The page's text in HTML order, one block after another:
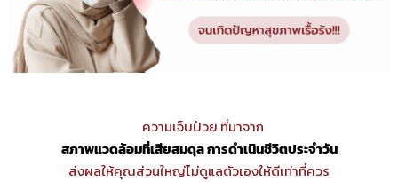
ความเจ็บป่วย ที่มาจาก
สภาพแวดล้อมที่เสียสมดุลการดำเนินชีวิตประจำวัน
ส่งผลให้คุณส่วนใหญ่ไม่ดูแลตัวเองให้ดีเท่าที่ควร